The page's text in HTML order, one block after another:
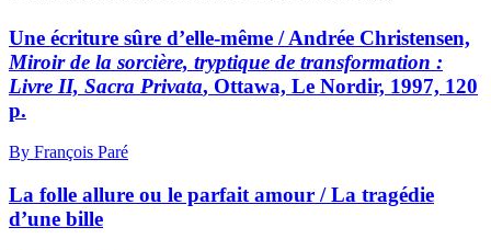
Une écriture sûre d’elle-même / Andrée Christensen,
Miroir de la sorcière, tryptique de transformation :
Livre II, Sacra Privata, Ottawa, Le Nordir, 1997, 120
p.
By François Paré
La folle allure ou le parfait amour / La tragédie
d’une bille